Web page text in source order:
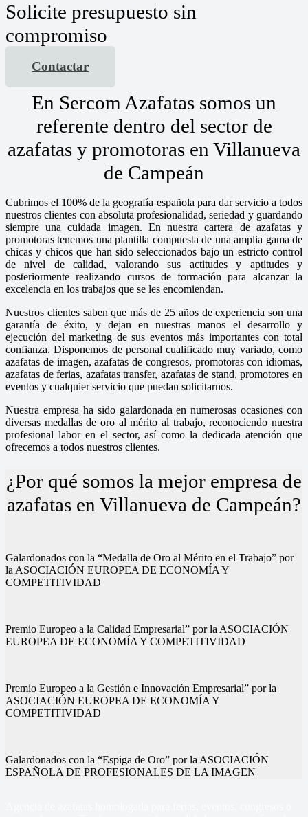
Solicite presupuesto sin
compromiso
Contactar
En Sercom Azafatas somos un
referente dentro del sector de
azafatas y promotoras en Villanueva
de Campeán
Cubrimos el 100% de la geografía española para dar servicio a todos
nuestros clientes con absoluta profesionalidad, seriedad y guardando
siempre una cuidada imagen. En nuestra cartera de azafatas y
promotoras tenemos una plantilla compuesta de una amplia gama de
chicas y chicos que han sido seleccionados bajo un estricto control
de nivel de calidad, valorando sus actitudes y aptitudes y
posteriormente realizando cursos de formación para alcanzar la
excelencia en los trabajos que se les encomiendan.
Nuestros clientes saben que más de 25 años de experiencia son una
garantía de éxito, y dejan en nuestras manos el desarrollo y
ejecución del marketing de sus eventos más importantes con total
confianza. Disponemos de personal cualificado muy variado, como
azafatas de imagen, azafatas de congresos, promotoras con idiomas,
azafatas de ferias, azafatas transfer, azafatas de stand, promotores en
eventos y cualquier servicio que puedan solicitarnos.
Nuestra empresa ha sido galardonada en numerosas ocasiones con
diversas medallas de oro al mérito al trabajo, reconociendo nuestra
profesional labor en el sector, así como la dedicada atención que
ofrecemos a todos nuestros clientes.
¿Por qué somos la mejor empresa de
azafatas en Villanueva de Campeán?
Galardonados con la “Medalla de Oro al Mérito en el Trabajo” por
la ASOCIACIÓN EUROPEA DE ECONOMÍA Y
COMPETITIVIDAD
Premio Europeo a la Calidad Empresarial” por la ASOCIACIÓN
EUROPEA DE ECONOMÍA Y COMPETITIVIDAD
Premio Europeo a la Gestión e Innovación Empresarial” por la
ASOCIACIÓN EUROPEA DE ECONOMÍA Y
COMPETITIVIDAD
Galardonados con la “Espiga de Oro” por la ASOCIACIÓN
ESPAÑOLA DE PROFESIONALES DE LA IMAGEN